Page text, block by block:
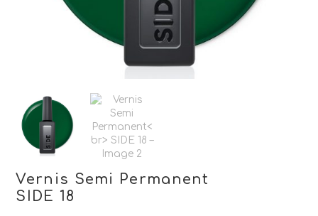
Vernis Semi Permanent
SIDE 18